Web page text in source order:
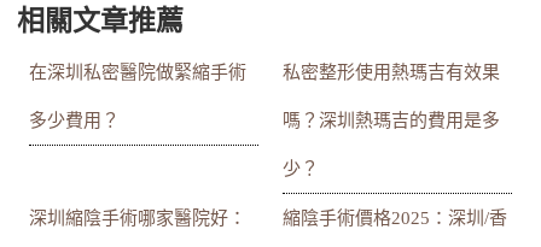
相關文章推薦
在深圳私密醫院做緊縮手術
多少費用？
私密整形使用熱瑪吉有效果
嗎？深圳熱瑪吉的費用是多
少？
深圳縮陰手術哪家醫院好： 縮陰手術價格2025：深圳/香